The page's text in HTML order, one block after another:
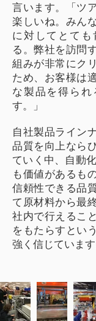
言います。「ツ
楽しいね。みん
に対してとても
る。弊社を訪問
組みが非常にク
ため、お客様は
な製品を得られ
す。」
自社製品ライン
品質を向上なら
ていく中、自動
も価値があるも
信頼性できる品
て原材料から最
社内で行えるこ
をもたらすとい
強く信じています